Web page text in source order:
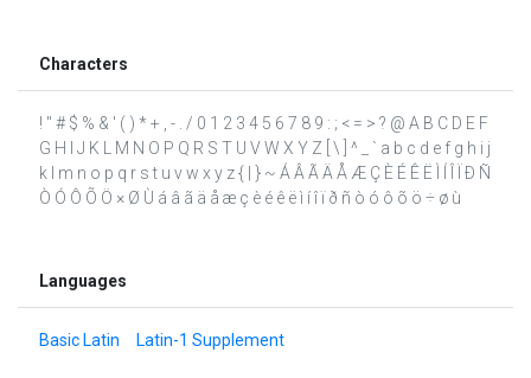
Characters
! " # $ % & ' ( ) * + , - . / 0 1 2 3 4 5 6 7 8 9 : ; < = > ? @ A B C D E F
G H I J K L M N O P Q R S T U V W X Y Z [ \ ] ^ _ ` a b c d e f g h i j
k l m n o p q r s t u v w x y z { | } ~ Á Â Ã Ä Å Æ Ç È É Ê Ë Ì Í Î Ï Ð Ñ
Ò Ó Ô Õ Ö × Ø Ù á â ã ä å æ ç è é ê ë ì í î ï ð ñ ò ó ô õ ö ÷ ø ù
Languages
Basic Latin Latin-1 Supplement